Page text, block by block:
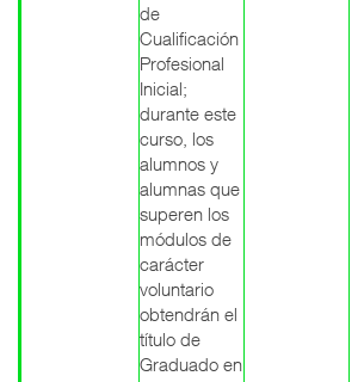
de
Cualificación
Profesional
Inicial;
durante este
curso, los
alumnos y
alumnas que
superen los
módulos de
carácter
voluntario
obtendrán el
título de
Graduado en